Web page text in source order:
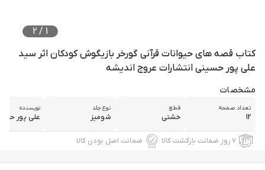
1
/
2
کتاب قصه های حیوانات قرآنی گورخر بازیگوش کودکان اثر سید
علی پور حسینی انتشارات عروج اندیشه
مشخصات
تعداد صفحه
12
قطع
خشتی
نوع جلد
شومیز
نویسنده
علی پور
۷ روز ضمانت بازگشت کالا ضمانت اصل بودن کالا